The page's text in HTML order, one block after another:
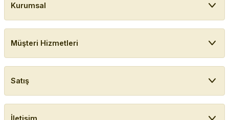
Kurumsal
Müşteri Hizmetleri
Satış